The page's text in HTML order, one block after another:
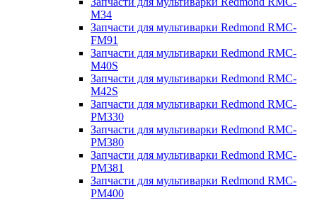
M34
Запчасти для мультиварки Redmond RMC-
FM91
Запчасти для мультиварки Redmond RMC-
M40S
Запчасти для мультиварки Redmond RMC-
M42S
Запчасти для мультиварки Redmond RMC-
PM330
Запчасти для мультиварки Redmond RMC-
PM380
Запчасти для мультиварки Redmond RMC-
PM381
Запчасти для мультиварки Redmond RMC-
PM400